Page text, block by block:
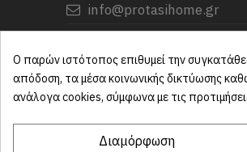
info@protasihome.gr
Σας ευχαριστούμε που μας
επιλέξατε.
Ο παρών ιστότοπος επιθυμεί την
απόδοση, τα μέσα κοινωνικής δικτύωσης
ανάλογα cookies, σύμφωνα με τις
Διαμόρφωση